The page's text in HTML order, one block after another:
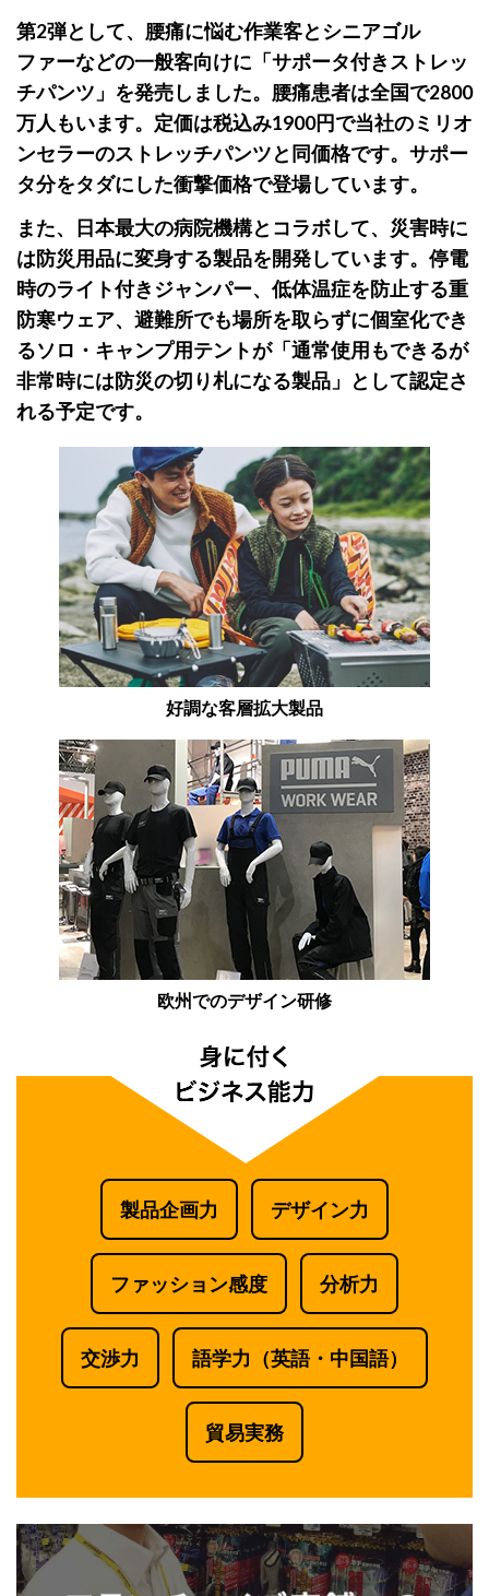
第2弾として、腰痛に悩む作業客とシニアゴル
ファーなどの一般客向けに「サポータ付きストレッ
チパンツ」を発売しました。腰痛患者は全国で2800
万人もいます。定価は税込み1900円で当社のミリオ
ンセラーのストレッチパンツと同価格です。サポー
タ分をタダにした衝撃価格で登場しています。
また、日本最大の病院機構とコラボして、災害時に
は防災用品に変身する製品を開発しています。停電
時のライト付きジャンパー、低体温症を防止する重
防寒ウェア、避難所でも場所を取らずに個室化でき
るソロ・キャンプ用テントが「通常使用もできるが
非常時には防災の切り札になる製品」として認定さ
れる予定です。
好調な客層拡大製品
欧州でのデザイン研修
製品企画力 デザイン力
ファッション感度 分析力
交渉力 語学力（英語・中国語）
貿易実務